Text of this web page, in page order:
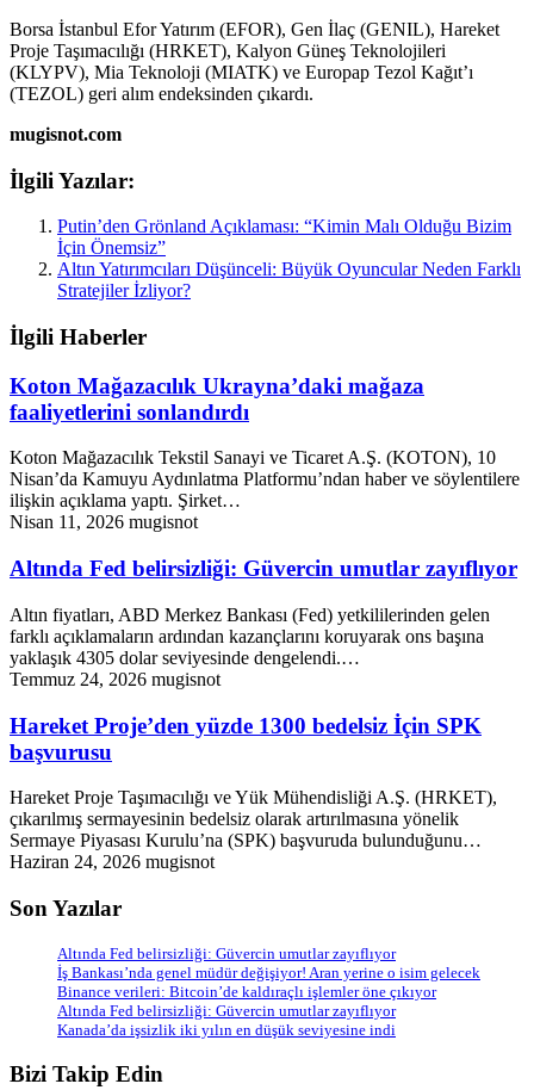
Borsa İstanbul Efor Yatırım (EFOR), Gen İlaç (GENIL), Hareket
Proje Taşımacılığı (HRKET), Kalyon Güneş Teknolojileri
(KLYPV), Mia Teknoloji (MIATK) ve Europap Tezol Kağıt’ı
(TEZOL) geri alım endeksinden çıkardı.
mugisnot.com
İlgili Yazılar:
Putin’den Grönland Açıklaması: “Kimin Malı Olduğu Bizim
İçin Önemsiz”
Altın Yatırımcıları Düşünceli: Büyük Oyuncular Neden Farklı
Stratejiler İzliyor?
İlgili Haberler
Koton Mağazacılık Ukrayna’daki mağaza
faaliyetlerini sonlandırdı
Koton Mağazacılık Tekstil Sanayi ve Ticaret A.Ş. (KOTON), 10
Nisan’da Kamuyu Aydınlatma Platformu’ndan haber ve söylentilere
ilişkin açıklama yaptı. Şirket…
Nisan 11, 2026 mugisnot
Altında Fed belirsizliği: Güvercin umutlar zayıflıyor
Altın fiyatları, ABD Merkez Bankası (Fed) yetkililerinden gelen
farklı açıklamaların ardından kazançlarını koruyarak ons başına
yaklaşık 4305 dolar seviyesinde dengelendi.…
Temmuz 24, 2026 mugisnot
Hareket Proje’den yüzde 1300 bedelsiz İçin SPK
başvurusu
Hareket Proje Taşımacılığı ve Yük Mühendisliği A.Ş. (HRKET),
çıkarılmış sermayesinin bedelsiz olarak artırılmasına yönelik
Sermaye Piyasası Kurulu’na (SPK) başvuruda bulunduğunu…
Haziran 24, 2026 mugisnot
Son Yazılar
Altında Fed belirsizliği: Güvercin umutlar zayıflıyor
İş Bankası’nda genel müdür değişiyor! Aran yerine o isim gelecek
Binance verileri: Bitcoin’de kaldıraçlı işlemler öne çıkıyor
Altında Fed belirsizliği: Güvercin umutlar zayıflıyor
Kanada’da işsizlik iki yılın en düşük seviyesine indi
Bizi Takip Edin